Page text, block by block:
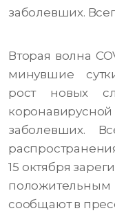
заболевших.
Вторая волна
минувшие
рост новых
коронавирусной
заболевших.
15 октября
сообщают в